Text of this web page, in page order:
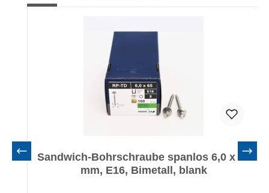
Sandwich-Bohrschraube spanlos 6,0 x 65
mm, E16, Bimetall, blank